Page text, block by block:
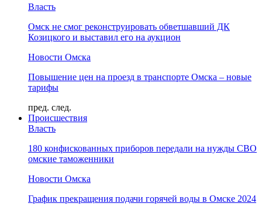
Власть
Омск не смог реконструировать обветшавший ДК
Козицкого и выставил его на аукцион
Новости Омска
Повышение цен на проезд в транспорте Омска – новые
тарифы
пред. след.
Происшествия
Власть
180 конфискованных приборов передали на нужды СВО
омские таможенники
Новости Омска
График прекращения подачи горячей воды в Омске 2024